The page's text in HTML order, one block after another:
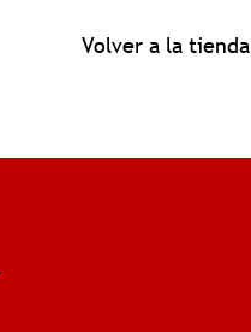
Volver a la tienda